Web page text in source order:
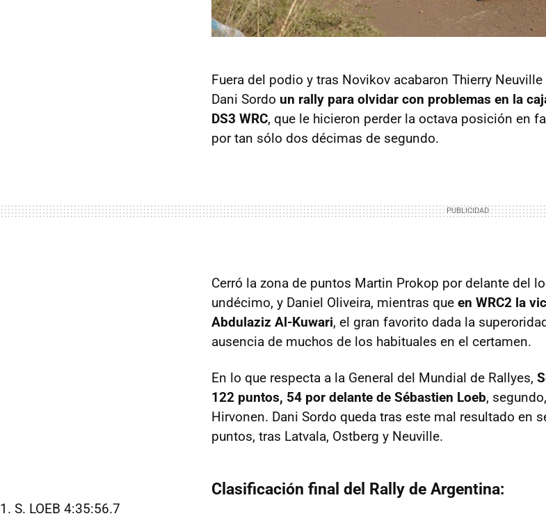
Fuera del podio y tras Novikov acabaron Thierry
Dani Sordo un rally para olvidar con problemas en la
DS3 WRC, que le hicieron perder la octava posición en
por tan sólo dos décimas de segundo.
Cerró la zona de puntos Martin Prokop por delante del
undécimo, y Daniel Oliveira, mientras que en WRC2 la
Abdulaziz Al-Kuwari, el gran favorito dada la
ausencia de muchos de los habituales en el certamen.
En lo que respecta a la General del Mundial de Rallyes,
122 puntos, 54 por delante de Sébastien Loeb,
Hirvonen. Dani Sordo queda tras este mal resultado en
puntos, tras Latvala, Ostberg y Neuville.
Clasificación final del Rally de Argentina:
1. S. LOEB 4:35:56.7